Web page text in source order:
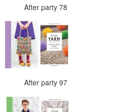
After party 78
After party 97